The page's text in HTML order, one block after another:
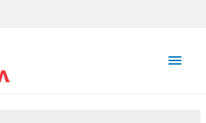
Main